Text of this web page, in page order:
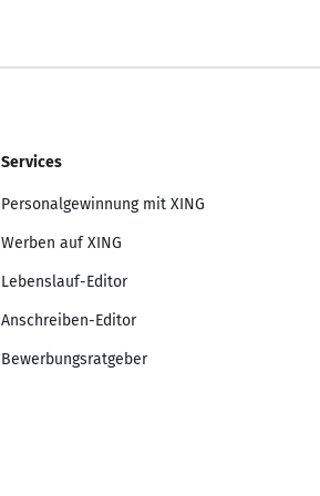
Services
Personalgewinnung mit XING
Werben auf XING
Lebenslauf-Editor
Anschreiben-Editor
Bewerbungsratgeber